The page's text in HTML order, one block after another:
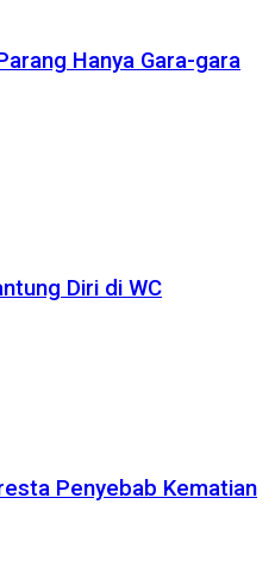
Hanya Gara-gara
Diri di WC
Penyebab Kematian